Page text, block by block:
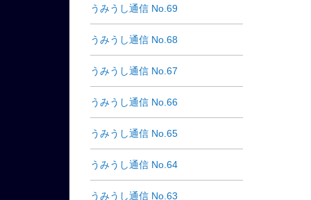
うみうし通信 No.69
うみうし通信 No.68
うみうし通信 No.67
うみうし通信 No.66
うみうし通信 No.65
うみうし通信 No.64
うみうし通信 No.63